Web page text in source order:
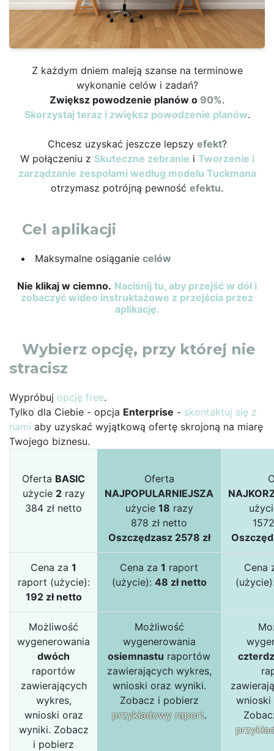
Z każdym dniem maleją szanse na terminowe
wykonanie celów i zadań?
Zwiększ powodzenie planów o 90%.
Skorzystaj teraz i zwiększ powodzenie planów.
Chcesz uzyskać jeszcze lepszy efekt?
W połączeniu z Skuteczne zebranie i Tworzenie i
zarządzanie zespołami według modelu Tuckmana
otrzymasz potrójną pewność efektu.
Cel aplikacji
Maksymalne osiąganie celów
Nie klikaj w ciemno. Naciśnij tu, aby przejść w dół i
zobaczyć wideo instruktażowe z przejścia przez
aplikację.
Wybierz opcję, przy której nie
stracisz
Wypróbuj opcję free.
Tylko dla Ciebie - opcja Enterprise - skontaktuj się z
nami aby uzyskać wyjątkową ofertę skrojoną na miarę
Twojego biznesu.
Oferta BASIC
użycie 2razy
384 zł netto
Oferta
NAJPOPULARNIEJSZA
użycie 18 razy
878 zł netto
Oszczędzasz 2578 zł
Cena za 1
raport (użycie):
192 zł netto
Cena za 1 raport
(użycie): 48 zł netto
Cena
Możliwość
wygenerowania
dwóch
raportów
zawierających
wykres,
wnioski oraz
wyniki. Zobacz
i pobierz
Możliwość
wygenerowania
osiemnastu raportów
zawierających wykres,
wnioski oraz wyniki.
Zobacz i pobierz
przykładowy raport.
wnioski